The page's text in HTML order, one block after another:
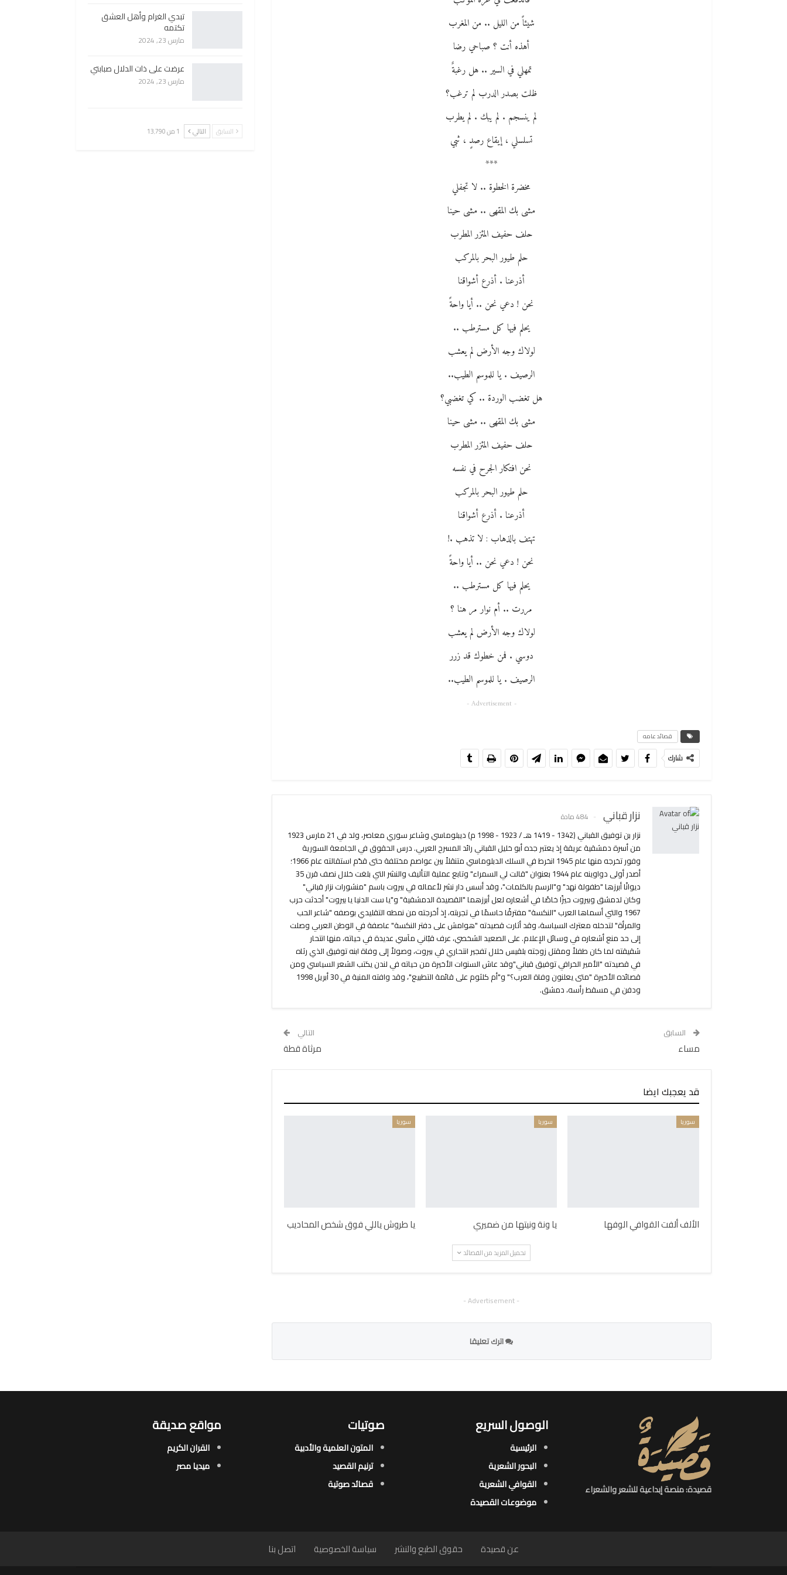
شيئاً من الليل .. من المغرب
أهذه أنت ؟ صباحي رضا
تمهلي في السير .. هل رغبةٌ
ظلت بصدر الدرب لم ترغب؟
لم ينسجم . لم يبك . لم يطرب
تسلسلي ، إيقاع رصدٍ ، ثبي
***
مخضرة الخطوة .. لا تجفلي
مشى بك المقهى .. مشى حينا
حلف حفيف المئزر المطرب
حلم طيور البحر بالمركب
أذرعنا . أذرع أشواقنا
نحن ! دعي نحن .. أيا واحةً
يحلم فيها كل مسترطب ..
لولاك وجه الأرض لم يعشب
الرصيف . يا للموسم الطيب..
هل تغضب الوردة .. كي تغضبي؟
مشى بك المقهى .. مشى حينا
حلف حفيف المئزر المطرب
نحن افتكار الجرح في نفسه
حلم طيور البحر بالمركب
أذرعنا . أذرع أشواقنا
تهتف بالذهاب : لا تذهب .!
نحن ! دعي نحن .. أيا واحةً
يحلم فيها كل مسترطب ..
مررت .. أم نوار مر هنا ؟
لولاك وجه الأرض لم يعشب
دوسي . فمن خطوك قد زرر
الرصيف . يا للموسم الطيب..
- Advertisement -
قصائد عامه
شارك
نزار قباني 484 مادة
نزار بن توفيق القباني (1342 - 1419 هـ / 1923 - 1998 م) ديبلوماسي وشاعر سوري معاصر، ولد في 21 مارس 1923
من أسرة دمشقية عريقة إذ يعتبر جده أبو خليل القباني رائد المسرح العربي. درس الحقوق في الجامعة السورية
وفور تخرجه منها عام 1945 انخرط في السلك الدبلوماسي متنقلاً بين عواصم مختلفة حتى قدّم استقالته عام 1966؛
أصدر أولى دواوينه عام 1944 بعنوان "قالت لي السمراء" وتابع عملية التأليف والنشر التي بلغت خلال نصف قرن 35
ديوانًا أبرزها "طفولة نهد" و"الرسم بالكلمات"، وقد أسس دار نشر لأعماله في بيروت باسم "منشورات نزار قباني"
وكان لدمشق وبيروت حيزًا خاصًا في أشعاره لعل أبرزهما "القصيدة الدمشقية" و"يا ست الدنيا يا بيروت" أحدثت حرب
1967 والتي أسماها العرب "النكسة" مفترقًا حاسمًا في تجربته، إذ أخرجته من نمطه التقليدي بوصفه "شاعر الحب
والمرأة" لتدخله معترك السياسة، وقد أثارت قصيدته "هوامش على دفتر النكسة" عاصفة في الوطن العربي وصلت
إلى حد منع أشعاره في وسائل الإعلام. على الصعيد الشخصي، عرف قبّاني مآسي عديدة في حياته، منها انتحار
شقيقته لما كان طفلاً ومقتل زوجته بلقيس خلال تفجير انتحاري في بيروت، وصولاً إلى وفاة ابنه توفيق الذي رثاه
في قصيدته "الأمير الخرافي توفيق قباني"وقد عاش السنوات الأخيرة من حياته في لندن يكتب الشعر السياسي ومن
قصائده الأخيرة "متى يعلنون وفاة العرب؟" و"أم كلثوم على قائمة التطبيع"، وقد وافته المنية في 30 أبريل 1998
ودفن في مسقط رأسه، دمشق.
السابق
مساء
التالي
مرثاة قطة
قد يعجبك ايضا
سوريا
الألف ألفت القوافي الوفها
سوريا
يا ونة ونيتها من ضميري
سوريا
يا طروش ياللي فوق شخص المحاديب
تحميل المزيد من القصائد
- Advertisement -
اترك تعليقا
تبدي الغرام وأهل العشق
تكتمه
مارس 23, 2024
عرضت على ذات الدلال صبابتي
مارس 23, 2024
السابق التالي 1 من 13٬790
قصيدة: منصة إبداعية للشعر والشعراء
الوصول السريع
الرئيسية
البحور الشعرية​
القوافي الشعرية​
موضوعات القصيدة​
صوتيات
المتون العلمية والأدبية
ترنيم القصيد
قصائد صوتية
مواقع صديقة
القران الكريم
ميديا مصر
عن قصيدة حقوق الطبع والنشر سياسة الخصوصية اتصل بنا